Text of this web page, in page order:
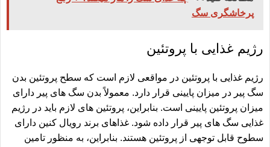
پرخاشگری سگ
رژیم غذایی با پروتئین
رژیم غذایی با پروتئین در مواقعی لازم است که سطح پروتئین بدن
سگ پیر در میزان پایینی قرار دارد. معمولاً بدن سگ های پیر دارای
میزان پروتئین پایینی است. بنابراین، پروتئین های لازم باید در رژیم
غذایی سگ های پیر قرار داده شود. غذاهای برند رویال کنین دارای
سطوح قابل توجهی از پروتئین هستند. بنابراین، به منظور تامین